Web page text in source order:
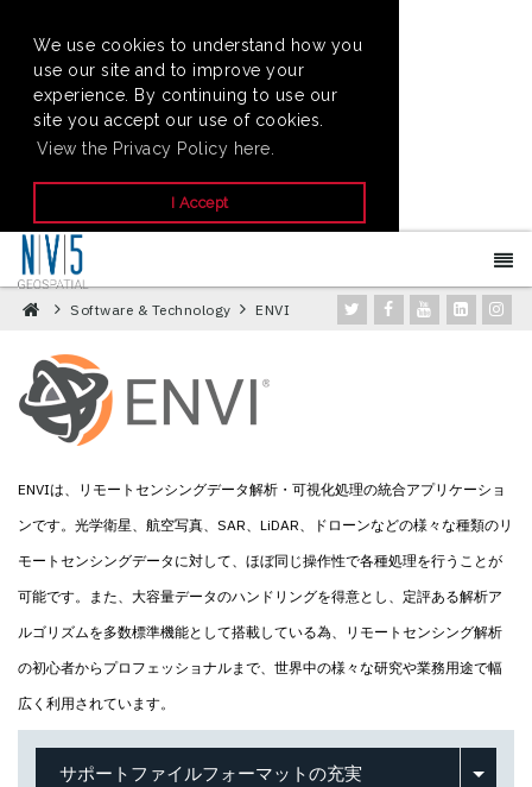
We use cookies to understand how you
use our site and to improve your
experience. By continuing to use our
site you accept our use of cookies.
View the Privacy Policy here.
I Accept
Software & Technology ENVI
ENVIは、リモートセンシングデータ解析・可視化処理の統合アプリケーショ
ンです。光学衛星、航空写真、SAR、LiDAR、ドローンなどの様々な種類のリ
モートセンシングデータに対して、ほぼ同じ操作性で各種処理を行うことが
可能です。また、大容量データのハンドリングを得意とし、定評ある解析ア
ルゴリズムを多数標準機能として搭載している為、リモートセンシング解析
の初心者からプロフェッショナルまで、世界中の様々な研究や業務用途で幅
広く利用されています。
サポートファイルフォーマットの充実